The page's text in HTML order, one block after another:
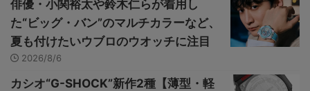
俳優・小関裕太や鈴木仁らが着用し
た“ビッグ・バン”のマルチカラーなど、
夏も付けたいウブロのウオッチに注目
2026/8/6
カシオ“G-SHOCK”新作2種【薄型・軽